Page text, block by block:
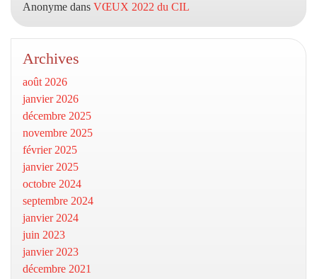
Anonyme dans VŒUX 2022 du CIL
Archives
août 2026
janvier 2026
décembre 2025
novembre 2025
février 2025
janvier 2025
octobre 2024
septembre 2024
janvier 2024
juin 2023
janvier 2023
décembre 2021